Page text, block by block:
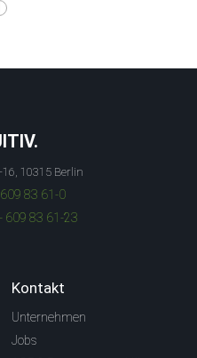
10315 Berlin
83 61-0
609 83 61-23
Kontakt
Unternehmen
Jobs